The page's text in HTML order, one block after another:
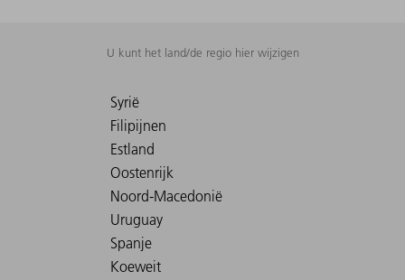
U kunt het land/de regio hier wijzigen